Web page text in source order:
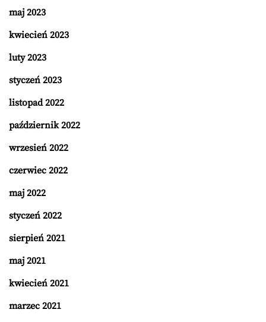
maj 2023
kwiecień 2023
luty 2023
styczeń 2023
listopad 2022
październik 2022
wrzesień 2022
czerwiec 2022
maj 2022
styczeń 2022
sierpień 2021
maj 2021
kwiecień 2021
marzec 2021